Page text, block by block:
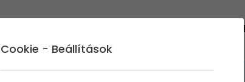
Cookie - Beállítások